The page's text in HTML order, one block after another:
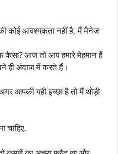
कोई आवश्यकता नहीं है, मैं मैनेज
आज तो आप हमारे मेहमान हैं
ही अंदाज में करते हैं।
आपकी यही इच्छा है तो मैं थोड़ी
चाहिए.